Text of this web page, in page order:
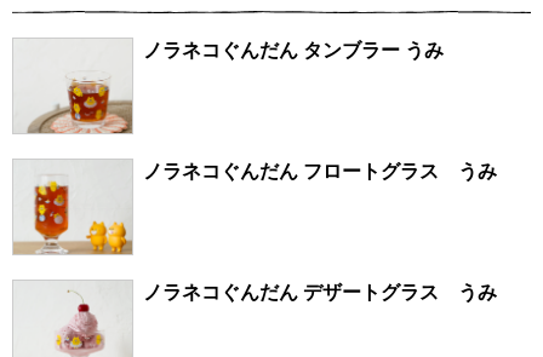
ノラネコぐんだん タンブラー うみ
ノラネコぐんだん フロートグラス うみ
ノラネコぐんだん デザートグラス うみ